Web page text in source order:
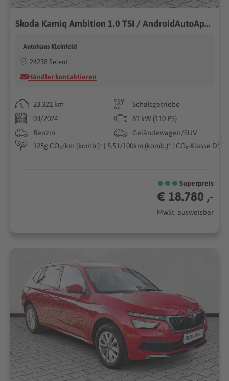
Skoda Kamiq Ambition 1.0 TSI / AndroidAutoAppleCarPlay 81kW (110PS), Schaltgetriebe, Frontantrieb
Autohaus Kleinfeld
24238 Selent
Händler kontaktieren
23.321 km
Schaltgetriebe
03/2024
81 kW (110 PS)
Benzin
Geländewagen/SUV
125g CO₂/km (komb.)* | 5.5 l/100km (komb.)* | CO₂-Klasse D*
Superpreis
€ 18.780 ,-
MwSt. ausweisbar